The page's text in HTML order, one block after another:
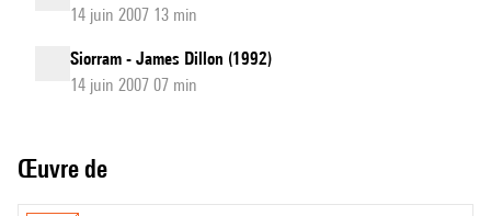
14 juin 2007 13 min
Siorram - James Dillon (1992)
14 juin 2007 07 min
Œuvre de